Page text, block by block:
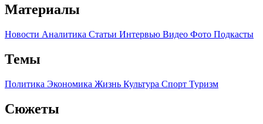
Материалы
Новости Аналитика Статьи Интервью Видео Фото Подкасты
Темы
Политика Экономика Жизнь Культура Спорт Туризм
Сюжеты